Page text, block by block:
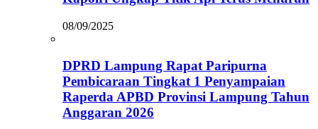
08/09/2025
DPRD Lampung Rapat Paripurna
Pembicaraan Tingkat 1 Penyampaian
Raperda APBD Provinsi Lampung Tahun
Anggaran 2026